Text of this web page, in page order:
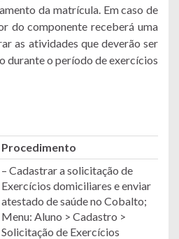
da matrícula. Em caso de
do componente receberá uma
as atividades que deverão ser
durante o período de exercícios
Procedimento
– Cadastrar a solicitação de
Exercícios domiciliares e enviar
atestado de saúde no Cobalto;
Menu: Aluno > Cadastro >
Solicitação de Exercícios